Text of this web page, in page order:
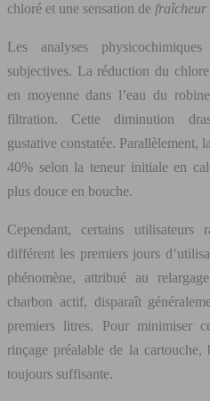
chloré et une sensation de fraîcheur
Les analyses
subjectives. La réduction du
en moyenne dans l’eau du
filtration. Cette diminution
gustative constatée. Parallèlement,
40% selon la teneur initiale en
plus douce en bouche.
Cependant, certains utilisateurs
différent les premiers jours
phénomène, attribué au
charbon actif, disparaît
premiers litres. Pour minimiser
rinçage préalable de la
toujours suffisante.